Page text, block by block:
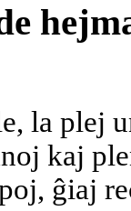
la plej
kaj
ĝiaj